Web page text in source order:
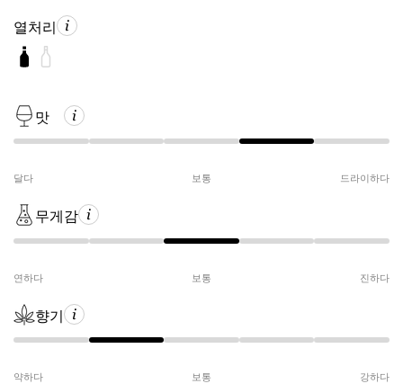
열처리
맛
달다 보통 드라이하다
무게감
연하다 보통 진하다
향기
약하다 보통 강하다